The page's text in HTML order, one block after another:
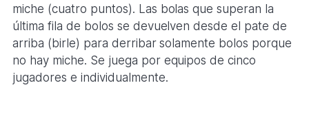
miche (cuatro puntos). Las bolas que superan la
última fila de bolos se devuelven desde el pate de
arriba (birle) para derribar solamente bolos porque
no hay miche. Se juega por equipos de cinco
jugadores e individualmente.